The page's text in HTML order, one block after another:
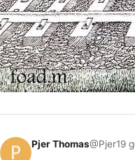
Pjer Thomas@Pjer19